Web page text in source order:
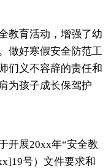
教育活动，增强了幼
做好寒假安全防范工
们义不容辞的责任和
为孩子成长保驾护
开展20xx年“安全教
号）文件要求和